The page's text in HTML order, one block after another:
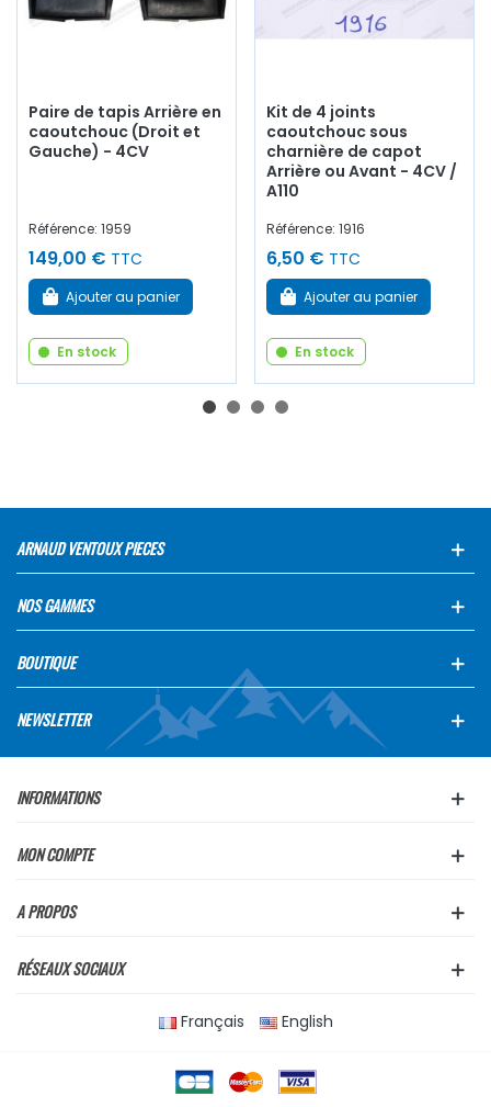
Paire de tapis Arrière en
caoutchouc (Droit et
Gauche) - 4CV
Référence: 1959
149,00 € TTC
Ajouter au panier
En stock
Kit de 4 joints
caoutchouc sous
charnière de capot
Arrière ou Avant - 4CV /
A110
Référence: 1916
6,50 € TTC
Ajouter au panier
En stock
ARNAUD VENTOUX PIECES
NOS GAMMES
BOUTIQUE
NEWSLETTER
INFORMATIONS
MON COMPTE
A PROPOS
RÉSEAUX SOCIAUX
Français English